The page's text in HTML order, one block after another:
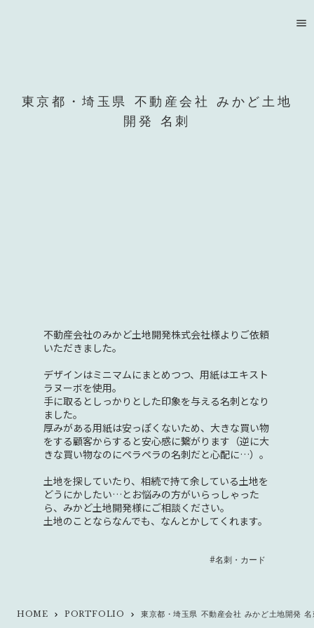
menu
東京都・埼玉県 不動産会社 みかど土地
開発 名刺
不動産会社のみかど土地開発株式会社様よりご依頼
いただきました。
デザインはミニマムにまとめつつ、用紙はエキスト
ラヌーボを使用。
手に取るとしっかりとした印象を与える名刺となり
ました。
厚みがある用紙は安っぽくないため、大きな買い物
をする顧客からすると安心感に繋がります（逆に大
きな買い物なのにペラペラの名刺だと心配に…）。
土地を探していたり、相続で持て余している土地を
どうにかしたい…とお悩みの方がいらっしゃった
ら、みかど土地開発様にご相談ください。
土地のことならなんでも、なんとかしてくれます。
#名刺・カード
HOME keyboard_arrow_right PORTFOLIO keyboard_arrow_right 東京都・埼玉県 不動産会社 みかど土地開発 名